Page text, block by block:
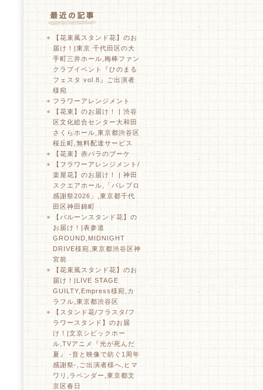
【花束風スタンド花】のお
届け！|東京 千代田区の大
手町三井ホール,梅棒ファン
クラブイベント『ひのまる
フェスタ vol.8』ご出演者
様宛
フラワーアレンジメント
【花束】のお届け！ | 渋谷
区文化総合センター大和田
さくらホール,東京都渋谷区
桜丘町,無料配達サービス
【花束】赤バラのブーケ
【フラワーアレンジメント/
楽屋花】のお届け！ | 神田
スクエアホール,「パレプロ
感謝祭2026」,東京都千代
田区神田錦町
【バルーンスタンド花】の
お届け！|表参道
GROUND,MIDNIGHT
DRIVE様宛,東京都渋谷区神
宮前
【花束風スタンド花】のお
届け！|LIVE STAGE
GUILTY,Empress様宛,カ
ラフル,東京都渋谷区
【スタンド花/フラスタ/フ
ラワースタンド】のお届
け！|文京シビックホー
ル,TVアニメ『光が死んだ
夏』 -音と映像で紡ぐ1周年
感謝祭-,ご出演者様へ,ヒマ
ワリ,ラベンダー,東京都文
京区春日